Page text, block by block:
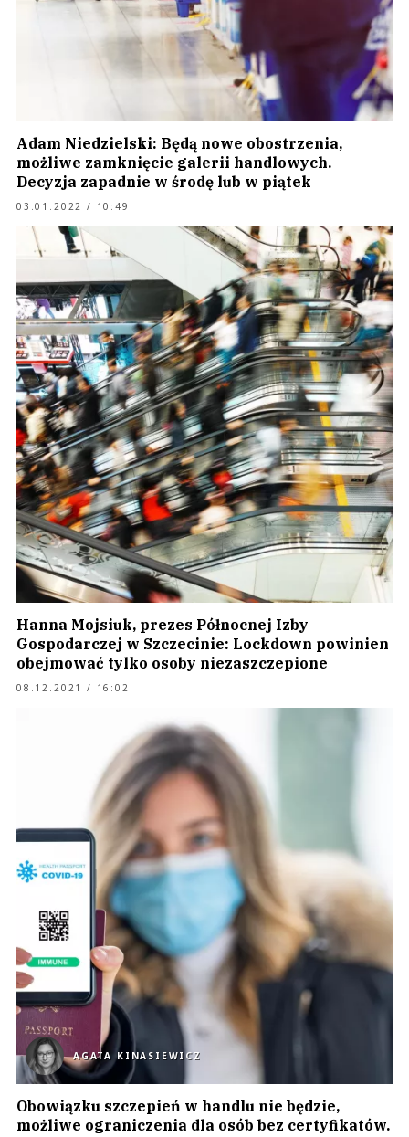
Adam Niedzielski: Będą nowe obostrzenia,
możliwe zamknięcie galerii handlowych.
Decyzja zapadnie w środę lub w piątek
03.01.2022 / 10:49
Hanna Mojsiuk, prezes Północnej Izby
Gospodarczej w Szczecinie: Lockdown powinien
obejmować tylko osoby niezaszczepione
08.12.2021 / 16:02
AGATA KINASIEWICZ
Obowiązku szczepień w handlu nie będzie,
możliwe ograniczenia dla osób bez certyfikatów.